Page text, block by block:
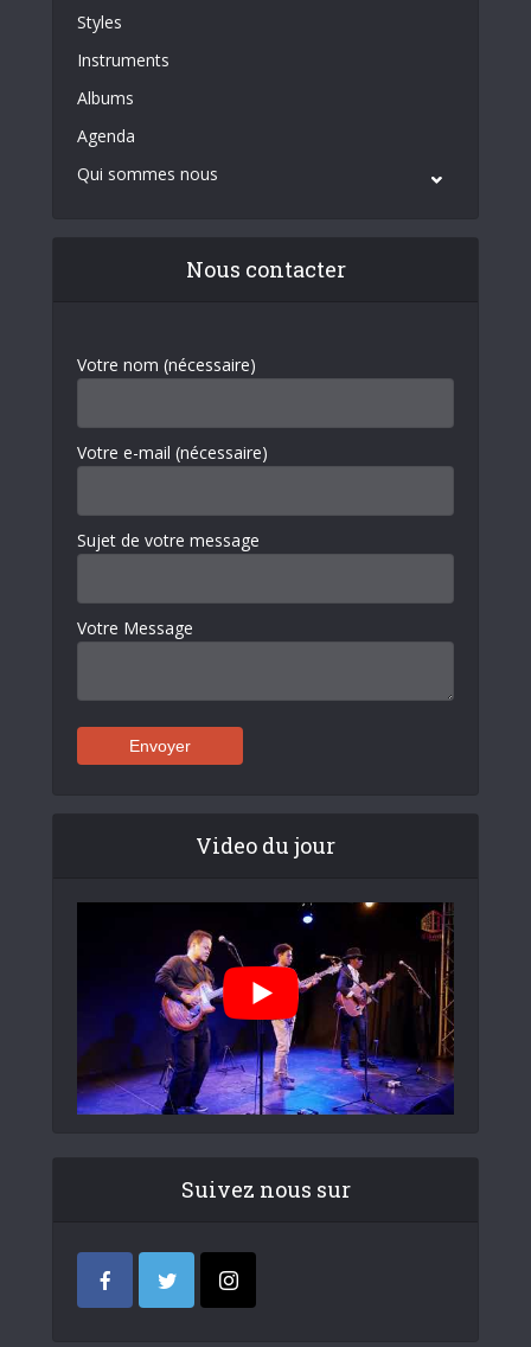
Styles
Instruments
Albums
Agenda
Qui sommes nous
Nous contacter
Votre nom (nécessaire)
Votre e-mail (nécessaire)
Sujet de votre message
Votre Message
Video du jour
Suivez nous sur